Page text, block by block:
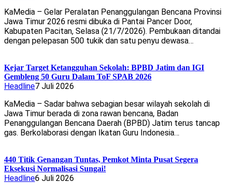
KaMedia – Gelar Peralatan Penanggulangan Bencana Provinsi
Jawa Timur 2026 resmi dibuka di Pantai Pancer Door,
Kabupaten Pacitan, Selasa (21/7/2026). Pembukaan ditandai
dengan pelepasan 500 tukik dan satu penyu dewasa…
Kejar Target Ketangguhan Sekolah: BPBD Jatim dan IGI
Gembleng 50 Guru Dalam ToF SPAB 2026
Headline7 Juli 2026
KaMedia – Sadar bahwa sebagian besar wilayah sekolah di
Jawa Timur berada di zona rawan bencana, Badan
Penanggulangan Bencana Daerah (BPBD) Jatim terus tancap
gas. Berkolaborasi dengan Ikatan Guru Indonesia…
440 Titik Genangan Tuntas, Pemkot Minta Pusat Segera
Eksekusi Normalisasi Sungai!
Headline6 Juli 2026